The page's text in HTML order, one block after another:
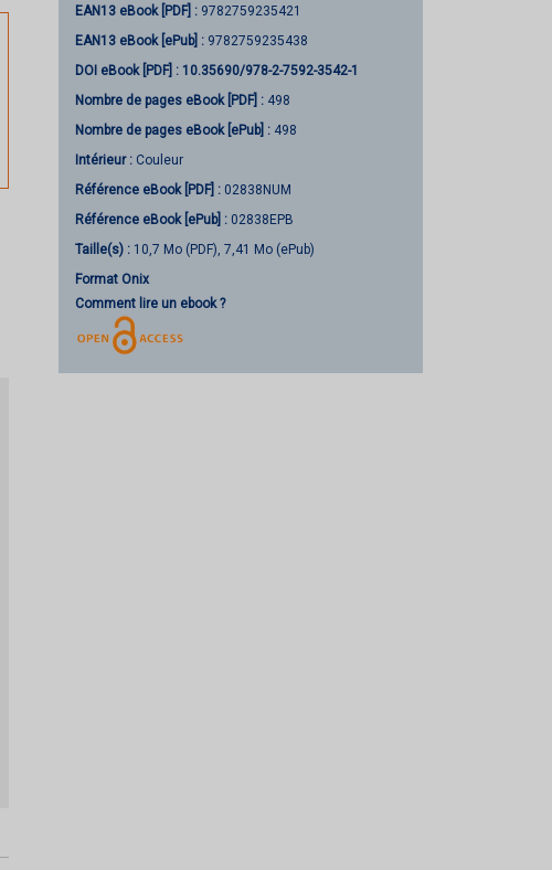
EAN13 eBook [PDF] : 9782759235421
EAN13 eBook [ePub] : 9782759235438
DOI eBook [PDF] : 10.35690/978-2-7592-3542-1
Nombre de pages eBook [PDF] : 498
Nombre de pages eBook [ePub] : 498
Intérieur : Couleur
Référence eBook [PDF] : 02838NUM
Référence eBook [ePub] : 02838EPB
Taille(s) : 10,7 Mo (PDF), 7,41 Mo (ePub)
Format Onix
Comment lire un ebook ?